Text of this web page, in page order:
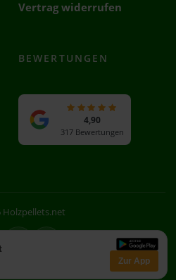
Zur App
Vertrag widerrufen
BEWERTUNGEN
4,90
317 Bewertungen
Holzpellets.net